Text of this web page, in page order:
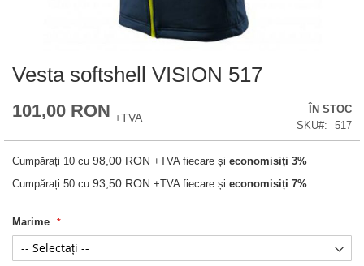
Skip
to
beginning
the
gallery
Vesta softshell VISION 517
101,00 RON +TVA
ÎN STOC
SKU
517
Cumpărați 10 cu 98,00 RON +TVA fiecare și economisiți 3%
Cumpărați 50 cu 93,50 RON +TVA fiecare și economisiți 7%
Marime